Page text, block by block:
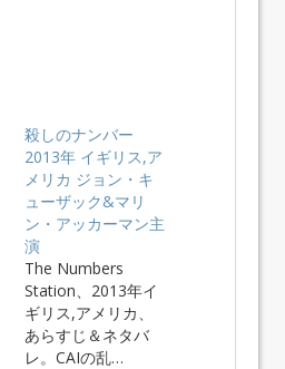
殺しのナンバー
2013年 イギリス,ア
メリカ ジョン・キ
ューザック&マリ
ン・アッカーマン主
演
The Numbers
Station、2013年イ
ギリス,アメリカ、
あらすじ＆ネタバ
レ。CAIの乱…